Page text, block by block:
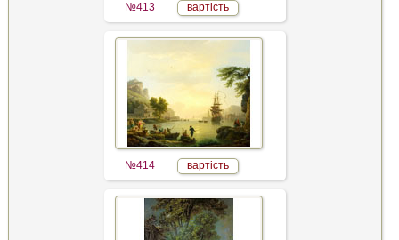
№413 вартість
№414 вартість